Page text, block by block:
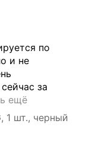
по
и не
за
ещё
1 шт., черный